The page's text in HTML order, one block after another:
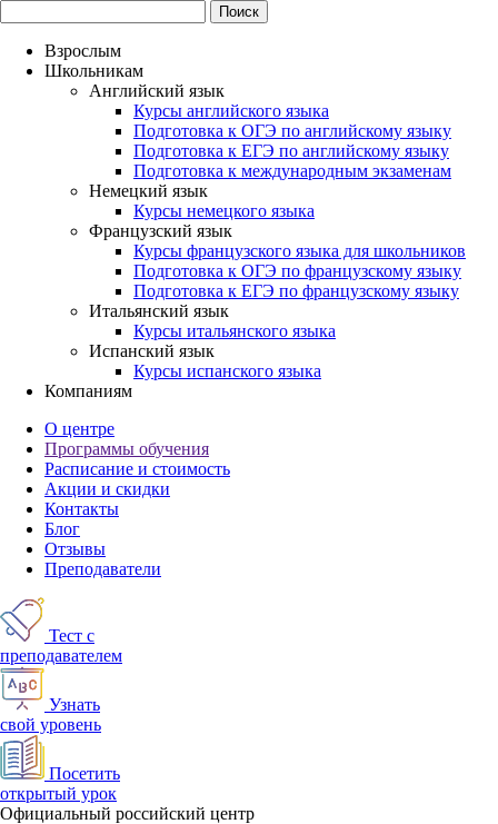
Взрослым
Школьникам
Английский язык
Курсы английского языка
Подготовка к ОГЭ по английскому языку
Подготовка к ЕГЭ по английскому языку
Подготовка к международным экзаменам
Немецкий язык
Курсы немецкого языка
Французский язык
Курсы французского языка для школьников
Подготовка к ОГЭ по французскому языку
Подготовка к ЕГЭ по французскому языку
Итальянский язык
Курсы итальянского языка
Испанский язык
Курсы испанского языка
Компаниям
О центре
Программы обучения
Расписание и стоимость
Акции и скидки
Контакты
Блог
Отзывы
Преподаватели
Тест с
преподавателем
Узнать
свой уровень
Посетить
открытый урок
Официальный российский центр